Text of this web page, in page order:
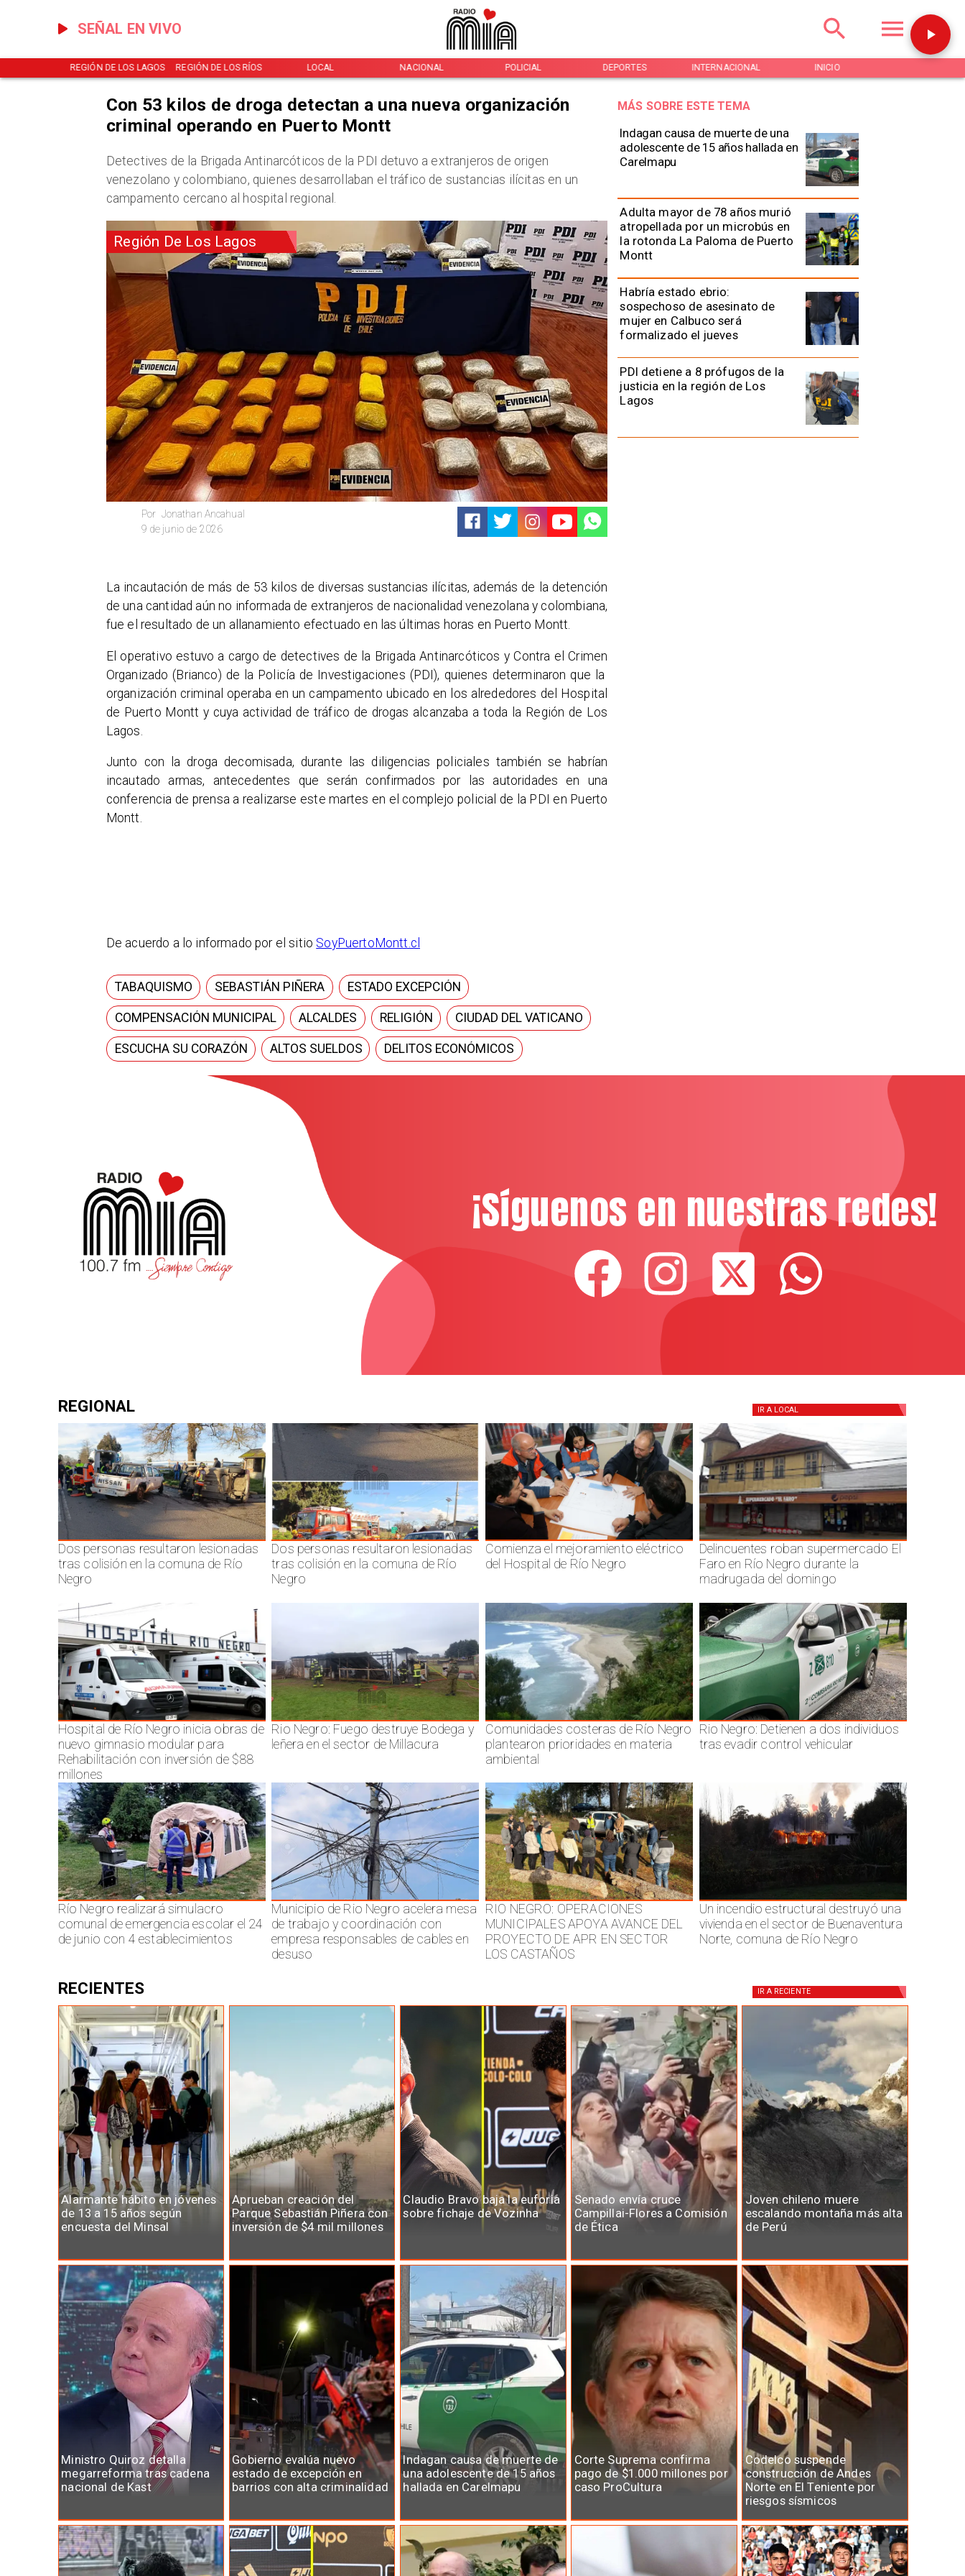
SEÑAL EN VIVO
REGIÓN DE LOS LAGOS REGIÓN DE LOS RÍOS LOCAL NACIONAL POLICIAL DEPORTES INTERNACIONAL INICIO
Región De Los Lagos
Jonathan Ancahual
Por
9 de junio de 2026
Indagan causa de muerte de una
adolescente de 15 años hallada en
Carelmapu
Adulta mayor de 78 años murió
atropellada por un microbús en
la rotonda La Paloma de Puerto
Montt
Habría estado ebrio:
sospechoso de asesinato de
mujer en Calbuco será
formalizado el jueves
PDI detiene a 8 prófugos de la
justicia en la región de Los
Lagos
MÁS SOBRE ESTE TEMA
Con 53 kilos de droga detectan a una nueva organización
criminal operando en Puerto Montt
Detectives de la Brigada Antinarcóticos de la PDI detuvo a extranjeros de origen
venezolano y colombiano, quienes desarrollaban el tráfico de sustancias ilícitas en un
campamento cercano al hospital regional.
La incautación de más de 53 kilos de diversas sustancias ilícitas, además de la detención
de una cantidad aún no informada de extranjeros de nacionalidad venezolana y colombiana,
fue el resultado de un allanamiento efectuado en las últimas horas en Puerto Montt.
El operativo estuvo a cargo de detectives de la Brigada Antinarcóticos y Contra el Crimen
Organizado (Brianco) de la Policía de Investigaciones (PDI), quienes determinaron que la
organización criminal operaba en un campamento ubicado en los alrededores del Hospital
de Puerto Montt y cuya actividad de tráfico de drogas alcanzaba a toda la Región de Los
Lagos.
​Junto con la droga decomisada, durante las diligencias policiales también se habrían
incautado armas, antecedentes que serán confirmados por las autoridades en una
conferencia de prensa a realizarse este martes en el complejo policial de la PDI en Puerto
Montt.
De acuerdo a lo informado por el sitio SoyPuertoMontt.cl
TABAQUISMO SEBASTIÁN PIÑERA ESTADO EXCEPCIÓN
COMPENSACIÓN MUNICIPAL ALCALDES RELIGIÓN CIUDAD DEL VATICANO
ESCUCHA SU CORAZÓN ALTOS SUELDOS DELITOS ECONÓMICOS
¡Síguenos en nuestras redes!
REGIONAL IR A LOCAL
Dos personas resultaron lesionadas
tras colisión en la comuna de Río
Negro
Dos personas resultaron lesionadas
tras colisión en la comuna de Río
Negro
Comienza el mejoramiento eléctrico
del Hospital de Río Negro
Delincuentes roban supermercado El
Faro en Río Negro durante la
madrugada del domingo
Hospital de Río Negro inicia obras de
nuevo gimnasio modular para
Rehabilitación con inversión de $88
millones
Rio Negro: Fuego destruye Bodega y
leñera en el sector de Millacura
Comunidades costeras de Río Negro
plantearon prioridades en materia
ambiental
Rio Negro: Detienen a dos individuos
tras evadir control vehicular
Río Negro realizará simulacro
comunal de emergencia escolar el 24
de junio con 4 establecimientos
Municipio de Rio Negro acelera mesa
de trabajo y coordinación con
empresa responsables de cables en
desuso
RIO NEGRO: OPERACIONES
MUNICIPALES APOYA AVANCE DEL
PROYECTO DE APR EN SECTOR
LOS CASTAÑOS
Un incendio estructural destruyó una
vivienda en el sector de Buenaventura
Norte, comuna de Río Negro
Alarmante hábito en jóvenes
de 13 a 15 años según
encuesta del Minsal
Aprueban creación del
Parque Sebastián Piñera con
inversión de $4 mil millones
Claudio Bravo baja la euforia
sobre fichaje de Vozinha
Senado envía cruce
Campillai-Flores a Comisión
de Ética
Joven chileno muere
escalando montaña más alta
de Perú
Ministro Quiroz detalla
megarreforma tras cadena
nacional de Kast
Gobierno evalúa nuevo
estado de excepción en
barrios con alta criminalidad
Indagan causa de muerte de
una adolescente de 15 años
hallada en Carelmapu
Corte Suprema confirma
pago de $1.000 millones por
caso ProCultura
Codelco suspende
construcción de Andes
Norte en El Teniente por
riesgos sísmicos
RECIENTES IR A RECIENTE